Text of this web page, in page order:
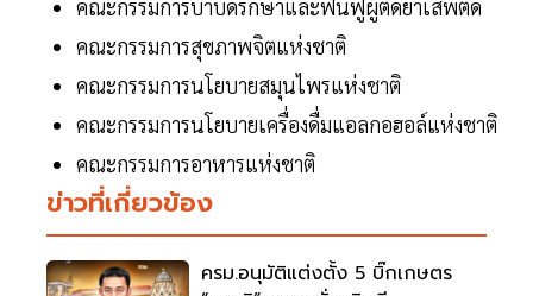
คณะกรรมการบำบัดรักษาและฟื้นฟูผู้ติดยาเสพติด
คณะกรรมการสุขภาพจิตแห่งชาติ
คณะกรรมการนโยบายสมุนไพรแห่งชาติ
คณะกรรมการนโยบายเครื่องดื่มแอลกอฮอล์แห่งชาติ
คณะกรรมการอาหารแห่งชาติ
ข่าวที่เกี่ยวข้อง
ครม.อนุมัติแต่งตั้ง 5 บิ๊กเกษตร